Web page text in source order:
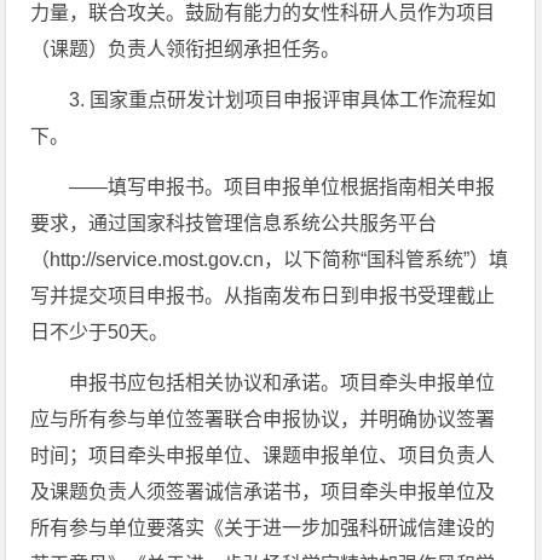
力量，联合攻关。鼓励有能力的女性科研人员作为项目
（课题）负责人领衔担纲承担任务。
3. 国家重点研发计划项目申报评审具体工作流程如
下。
——填写申报书。项目申报单位根据指南相关申报
要求，通过国家科技管理信息系统公共服务平台
（http://service.most.gov.cn，以下简称“国科管系统”）填
写并提交项目申报书。从指南发布日到申报书受理截止
日不少于50天。
申报书应包括相关协议和承诺。项目牵头申报单位
应与所有参与单位签署联合申报协议，并明确协议签署
时间；项目牵头申报单位、课题申报单位、项目负责人
及课题负责人须签署诚信承诺书，项目牵头申报单位及
所有参与单位要落实《关于进一步加强科研诚信建设的